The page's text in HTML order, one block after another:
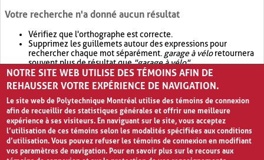
Votre recherche n'a donné aucun résultat
Vérifiez que l'orthographe est correcte.
Supprimez les guillemets autour des expressions pour
rechercher chaque mot séparément. garage à véloretournera
souvent plus de résultat que"garage à vélo".
Envisagez d'élargir votre recherche avec OR.garage OR vélo
retournera souvent plus de résultat quegarage à vélo
NOTRE SITE WEB UTILISE DES TÉMOINS AFIN DE
REHAUSSER VOTRE EXPÉRIENCE DE NAVIGATION.
Le site web de Polytechnique Montréal utilise des témoins de connexion
afin de recueillir des statistiques générales et offrir une meilleure
expérience à ses visiteurs. En naviguant sur le site, vous acceptez
l’utilisation de ces témoins selon les modalités spécifiées aux conditions
d’utilisation. Vous pouvez refuser les témoins de connexion en modifiant
vos paramètres de navigation. Pour en savoir plus sur le recours aux